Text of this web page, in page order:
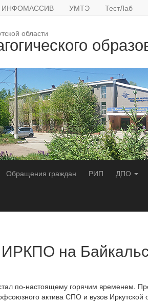
ИНФОМАССИВ УМТЭ ТестЛаб
области
Обращения граждан РИП ДПО
на
по-настоящему горячим временем.
актива СПО и вузов Иркутской